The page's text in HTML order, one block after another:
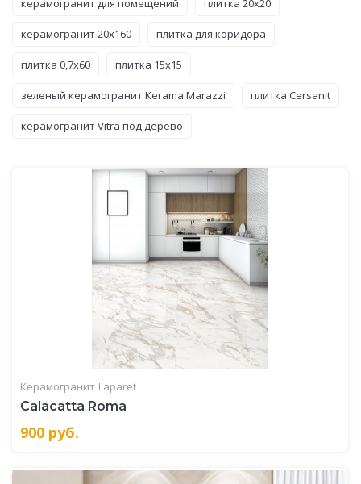
керамогранит для помещений плитка 20x20
керамогранит 20x160 плитка для коридора
плитка 0,7x60 плитка 15x15
зеленый керамогранит Kerama Marazzi плитка Cersanit
керамогранит Vitra под дерево
Керамогранит Laparet
Calaсatta Roma
900 руб.